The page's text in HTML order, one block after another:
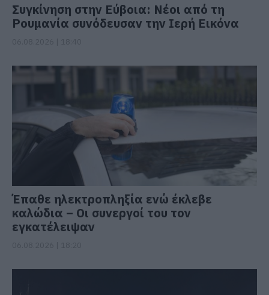
Συγκίνηση στην Εύβοια: Νέοι από τη
Ρουμανία συνόδευσαν την Ιερή Εικόνα
Έπαθε ηλεκτροπληξία ενώ έκλεβε
καλώδια – Οι συνεργοί του τον
εγκατέλειψαν